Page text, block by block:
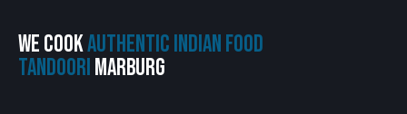
WE COOKAUTHENTIC INDIAN FOOD
TANDOORIMARBURG